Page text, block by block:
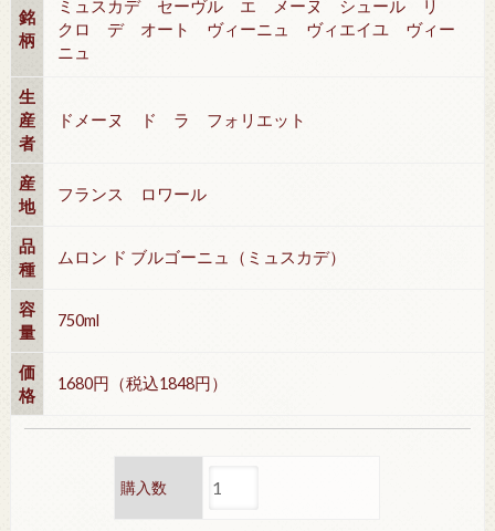
銘
柄
ミュスカデ セーヴル エ メーヌ シュール リ
クロ デ オート ヴィーニュ ヴィエイユ ヴィー
ニュ
生
産
者
ドメーヌ ド ラ フォリエット
産
地
フランス ロワール
品
種
ムロン ド ブルゴーニュ（ミュスカデ）
容
量
750ml
価
格
1680円（税込1848円）
購入数